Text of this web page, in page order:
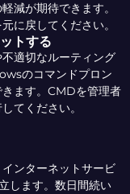
減が期待できます。
に戻してください。
トする
適切なルーティング
のコマンドプロン
ます。CMDを管理者
てください。
ンターネットサービ
します。数日間続い